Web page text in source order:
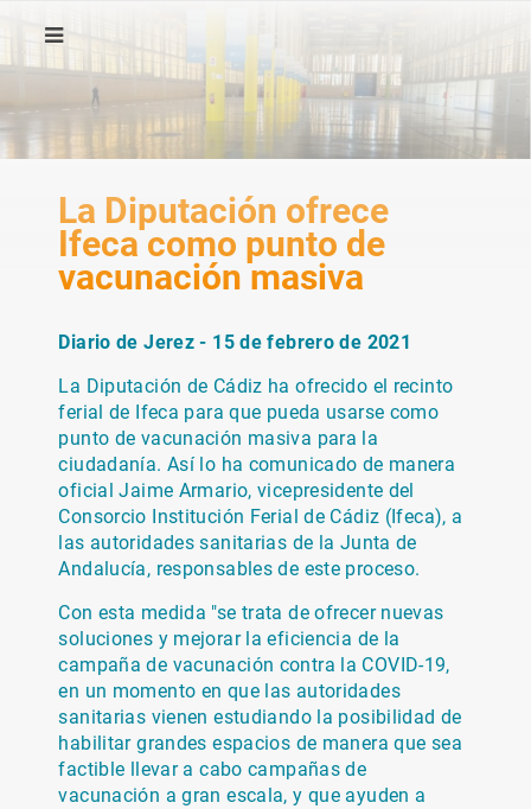
La Diputación ofrece
Ifeca como punto de
vacunación masiva
Diario de Jerez - 15 de febrero de 2021
La Diputación de Cádiz ha ofrecido el recinto
ferial de Ifeca para que pueda usarse como
punto de vacunación masiva para la
ciudadanía. Así lo ha comunicado de manera
oficial Jaime Armario, vicepresidente del
Consorcio Institución Ferial de Cádiz (Ifeca), a
las autoridades sanitarias de la Junta de
Andalucía, responsables de este proceso.
Con esta medida "se trata de ofrecer nuevas
soluciones y mejorar la eficiencia de la
campaña de vacunación contra la COVID-19,
en un momento en que las autoridades
sanitarias vienen estudiando la posibilidad de
habilitar grandes espacios de manera que sea
factible llevar a cabo campañas de
vacunación a gran escala, y que ayuden a